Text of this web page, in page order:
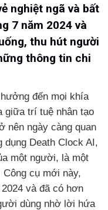
nghiệt ngã và bất
7 năm 2024 và
thu hút người
thông tin chi
đến mọi khía
giữa trí tuệ nhân tạo
nên ngày càng quan
Death Clock AI,
một người, là một
cụ mới này,
và đã có hơn
dùng nhờ lời hứa